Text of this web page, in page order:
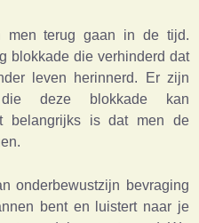
men terug gaan in de tijd.
blokkade die verhinderd dat
leven herinnerd. Er zijn
die deze blokkade kan
belangrijks is dat men de
onderbewustzijn bevraging
bent en luistert naar je